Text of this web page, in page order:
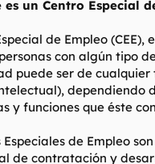
un Centro Especial
de Empleo (CEE),
con algún tipo
puede ser de cualquier
dependiendo
y funciones que éste
Especiales de Empleo
de contratación y